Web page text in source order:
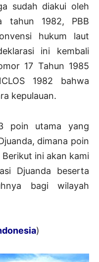
sudah diakui oleh
tahun 1982, PBB
hukum laut
ini kembali
17 Tahun 1985
1982 bahwa
kepulauan.
poin utama yang
dimana poin
ini akan kami
Djuanda beserta
bagi wilayah
)